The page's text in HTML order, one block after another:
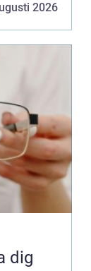
2026
dig